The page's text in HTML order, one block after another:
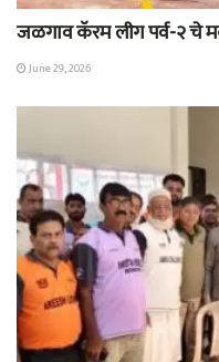
जळगाव कॅरम लीग पर्व-२ चे
June 29, 2026